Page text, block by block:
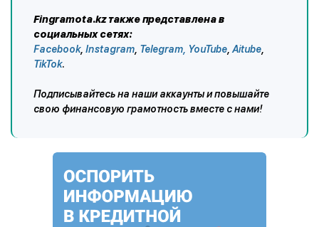
Fingramota.kz также представлена в
социальных сетях:
Facebook, Instagram Telegram, YouTube Aitube
TikTok.
Подписывайтесь на наши аккаунты и повышайте
свою финансовую грамотность вместе с нами!